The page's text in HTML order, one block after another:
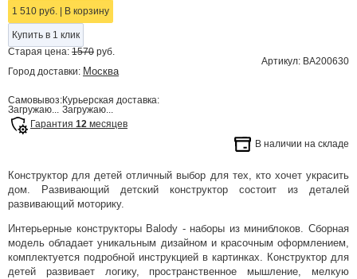
1 510 руб. В корзину
Купить в 1 клик
Старая цена: 1570 руб.
Артикул: BA200630
Город доставки: Москва
Самовывоз:
Загружаю...
Курьерская доставка:
Загружаю...
Гарантия 12 месяцев
В наличии на складе
Конструктор для детей отличный выбор для тех, кто хочет украсить
дом. Развивающий детский конструктор состоит из деталей
развивающий моторику.
Интерьерные конструкторы Balody - наборы из миниблоков. Сборная
модель обладает уникальным дизайном и красочным оформлением,
комплектуется подробной инструкцией в картинках. Конструктор для
детей развивает логику, пространственное мышление, мелкую